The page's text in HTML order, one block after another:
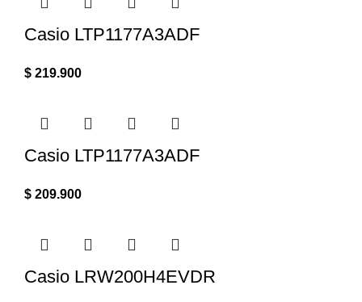
Casio LTP1177A3ADF
$ 219.900
Casio LTP1177A3ADF
$ 209.900
Casio LRW200H4EVDR